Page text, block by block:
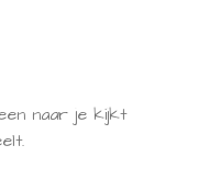
naar je kijkt